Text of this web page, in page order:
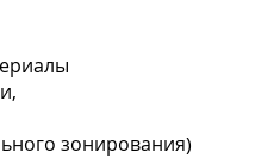
зонирования)